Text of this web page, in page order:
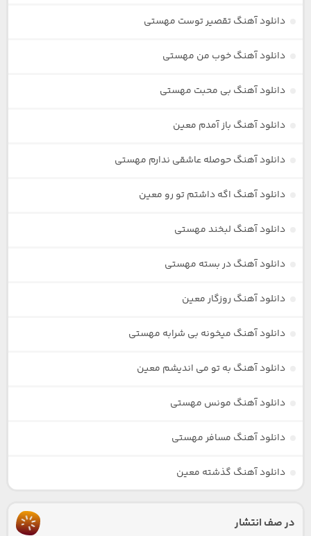
دانلود آهنگ تقصیر توست مهستی
دانلود آهنگ خوب من مهستی
دانلود آهنگ بی محبت مهستی
دانلود آهنگ باز آمدم معین
دانلود آهنگ حوصله عاشقی ندارم مهستی
دانلود آهنگ اگه داشتم تو رو معین
دانلود آهنگ لبخند مهستی
دانلود آهنگ در بسته مهستی
دانلود آهنگ روزگار معین
دانلود آهنگ میخونه بی شرابه مهستی
دانلود آهنگ به تو می اندیشم معین
دانلود آهنگ مونس مهستی
دانلود آهنگ مسافر مهستی
دانلود آهنگ گذشته معین
در صف انتشار